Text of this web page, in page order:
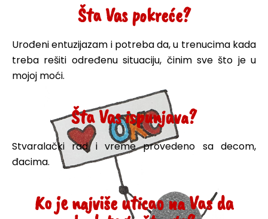
Šta Vas pokreće?
Urođeni entuzijazam i potreba da, u trenucima kada
treba rešiti određenu situaciju, činim sve što je u
mojoj moći.
Šta Vas ispunjava?
Stvaralački rad i vreme provedeno sa decom,
đacima.
Ko je najviše uticao na Vas da